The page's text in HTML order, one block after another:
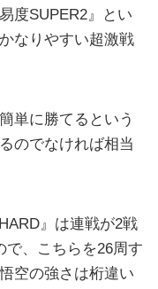
度SUPER2』とい
なりやすい超激戦
単に勝てるという
のでなければ相当
』は連戦が2戦
で、こちらを26周す
空の強さは桁違い